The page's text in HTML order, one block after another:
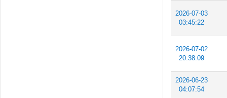
2026-07-03
03:45:22
2026-07-02
20:38:09
2026-06-23
04:07:54